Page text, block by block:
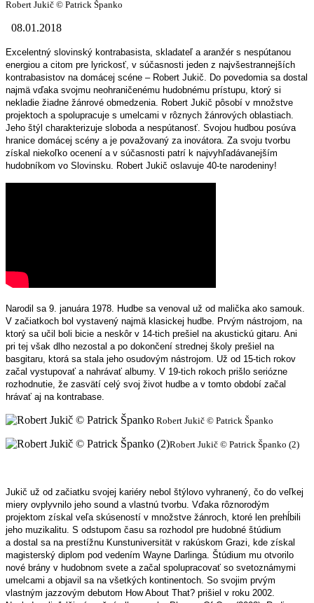
Robert Jukič © Patrick Španko
08.01.2018
Excelentný slovinský kontrabasista, skladateľ a aranžér s nespútanou
energiou a citom pre lyrickosť, v súčasnosti jeden z najvšestrannejších
kontrabasistov na domácej scéne – Robert Jukič. Do povedomia sa dostal
najmä vďaka svojmu neohraničenému hudobnému prístupu, ktorý si
nekladie žiadne žánrové obmedzenia. Robert Jukič pôsobí v množstve
projektoch a spolupracuje s umelcami v rôznych žánrových oblastiach.
Jeho štýl charakterizuje sloboda a nespútanosť. Svojou hudbou posúva
hranice domácej scény a je považovaný za inovátora. Za svoju tvorbu
získal niekoľko ocenení a v súčasnosti patrí k najvyhľadávanejším
hudobníkom vo Slovinsku. Robert Jukič oslavuje 40-te narodeniny!
Narodil sa 9. januára 1978. Hudbe sa venoval už od malička ako samouk.
V začiatkoch bol vystavený najmä klasickej hudbe. Prvým nástrojom, na
ktorý sa učil boli bicie a neskôr v 14-tich prešiel na akustickú gitaru. Ani
pri tej však dlho nezostal a po dokončení strednej školy prešiel na
basgitaru, ktorá sa stala jeho osudovým nástrojom. Už od 15-tich rokov
začal vystupovať a nahrávať albumy. V 19-tich rokoch prišlo seriózne
rozhodnutie, že zasvätí celý svoj život hudbe a v tomto období začal
hrávať aj na kontrabase.
Robert Jukič © Patrick Španko
Robert Jukič © Patrick Španko (2)
Jukič už od začiatku svojej kariéry nebol štýlovo vyhranený, čo do veľkej
miery ovplyvnilo jeho sound a vlastnú tvorbu. Vďaka rôznorodým
projektom získal veľa skúseností v množstve žánroch, ktoré len prehĺbili
jeho muzikalitu. S odstupom času sa rozhodol pre hudobné štúdium
a dostal sa na prestížnu Kunstuniversität v rakúskom Grazi, kde získal
magisterský diplom pod vedením Wayne Darlinga. Štúdium mu otvorilo
nové brány v hudobnom svete a začal spolupracovať so svetoznámymi
umelcami a objavil sa na všetkých kontinentoch. So svojim prvým
vlastným jazzovým debutom How About That? prišiel v roku 2002.